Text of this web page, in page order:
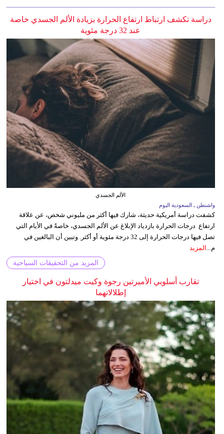
دراسة تكشف ارتباط ارتفاع الحرارة بزيادة الألم الجسدي خاصة
عند 32 درجة مئوية
الألم الجسدي
واشنطن ـ السعودية اليوم
كشفت دراسة أمريكية حديثة، شارك فيها أكثر من مليوني شخص، عن علاقة
ارتفاع درجات الحرارة بازدياد الإبلاغ عن الألم الجسدي، خاصةً في الأيام التي
تصل فيها درجات الحرارة إلى 32 درجة مئوية أو أكثر. وتبين أن البالغين في
م...
المزيد
المزيد من التحقيقات السياحية
تقارب أسلوبي الأميرتين رجوة وكيت ميدلتون في اختيار
إطلالاتهما